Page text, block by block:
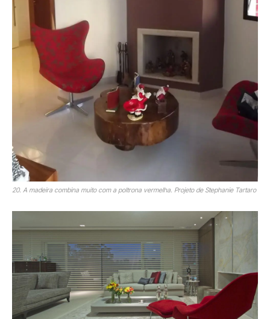
20. A madeira combina muito com a poltrona vermelha. Projeto de Stephanie Tartaro